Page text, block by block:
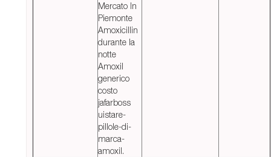
Mercato In
Piemonte
Amoxicillin
durante la
notte
Amoxil
generico
costo
jafarboss
uistare-
pillole-di-
marca-
amoxil.